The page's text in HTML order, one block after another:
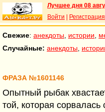
Лучшее дня 08
Войти
Регистрация
Свежие: анекдоты истории
Случайные: анекдоты
ФРАЗА №1601146
Опытный рыбак
той, которая